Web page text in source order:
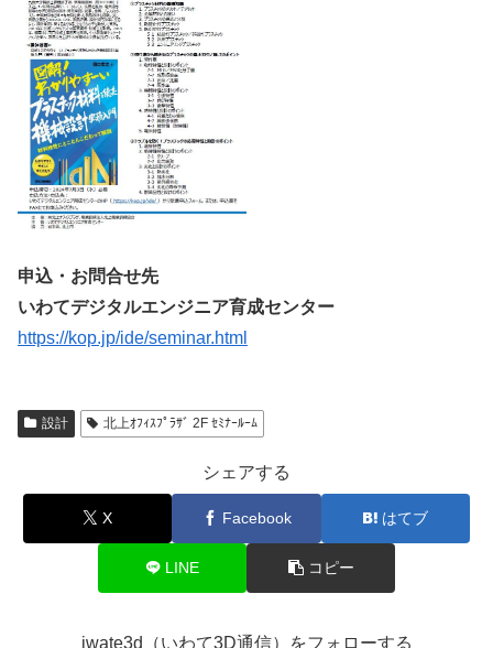
申込・お問合せ先
いわてデジタルエンジニア育成センター
https://kop.jp/ide/seminar.html
設計 北上ｵﾌｨｽﾌﾟﾗｻﾞ 2F ｾﾐﾅｰﾙｰﾑ
シェアする
X Facebook はてブ
LINE コピー
iwate3d（いわて3D通信）をフォローする